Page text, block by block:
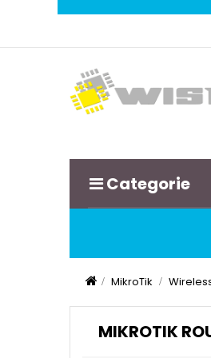
Categorie
MikroTik
MIKROTIK